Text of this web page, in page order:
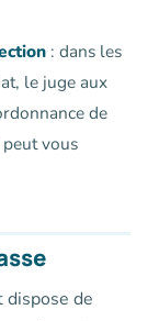
: dans les
le juge aux
de
vous
dispose de